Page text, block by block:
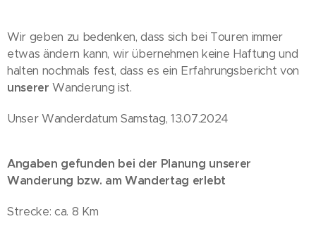
Wir geben zu bedenken, dass sich bei Touren immer
etwas ändern kann, wir übernehmen keine Haftung und
halten nochmals fest, dass es ein Erfahrungsbericht von
unserer Wanderung ist.
Unser Wanderdatum Samstag, 13.07.2024
Angaben gefunden bei der Planung unserer
Wanderung bzw. am Wandertag erlebt
Strecke: ca. 8 Km